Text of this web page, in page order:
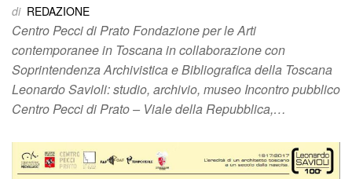
di REDAZIONE
Centro Pecci di Prato Fondazione per le Arti
contemporanee in Toscana in collaborazione con
Soprintendenza Archivistica e Bibliografica della Toscana
Leonardo Savioli: studio, archivio, museo Incontro pubblico
Centro Pecci di Prato – Viale della Repubblica,…